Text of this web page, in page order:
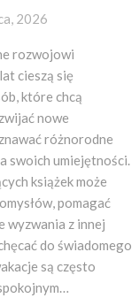
2026
rozwojowi
cieszą się
które chcą
nowe
różnorodne
swoich umiejętności.
książek może
pomagać
wyzwania z innej
do świadomego
są często